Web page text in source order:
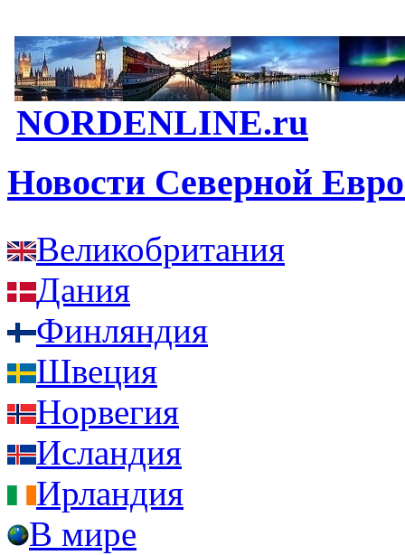
NORDENLINE.ru
Новости Северной
Великобритания
Дания
Финляндия
Швеция
Норвегия
Исландия
Ирландия
В мире